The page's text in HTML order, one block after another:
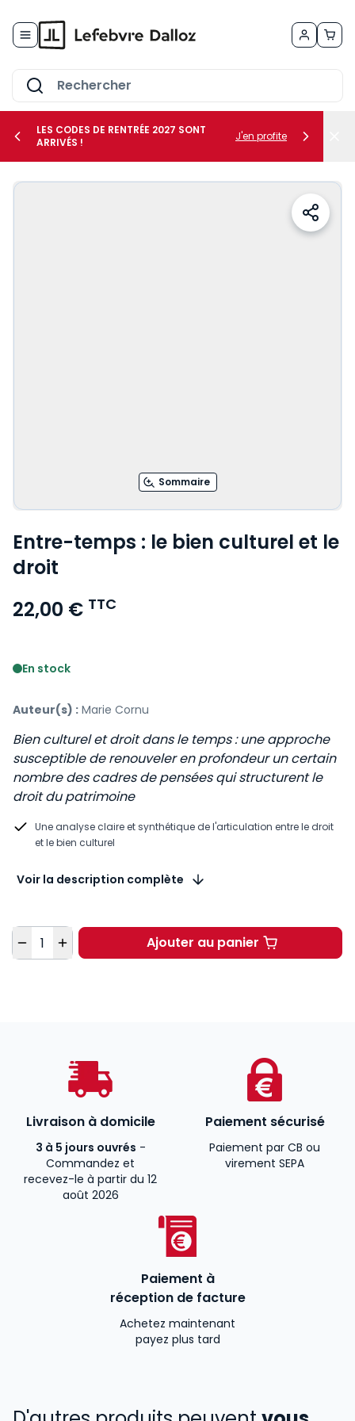
le sous-menu Vos métiers
LES CODES DE RENTRÉE 2027 SONT
ARRIVÉS !
J'en profite
Sommaire
Entre-temps : le bien culturel et le
droit
22,00 € TTC
En stock
Auteur(s) : Marie Cornu
Bien culturel et droit dans le temps : une approche
susceptible de renouveler en profondeur un certain
nombre des cadres de pensées qui structurent le
droit du patrimoine
Une analyse claire et synthétique de l'articulation entre le droit
et le bien culturel
Voir la description complète
Quantité Ajouter au panierEntre-temps : le bien
Livraison à domicile
3 à 5 jours ouvrés -
Commandez et
recevez-le à partir du 12
août 2026
Paiement sécurisé
Paiement par CB ou
virement SEPA
Paiement à
réception de facture
Achetez maintenant
payez plus tard